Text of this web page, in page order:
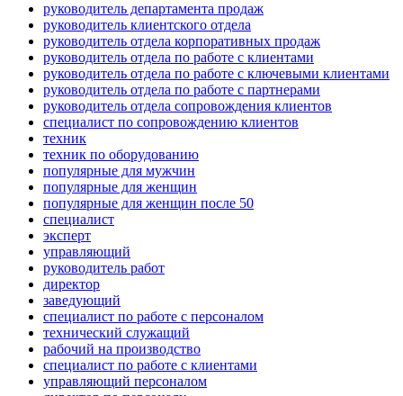
руководитель департамента продаж
руководитель клиентского отдела
руководитель отдела корпоративных продаж
руководитель отдела по работе с клиентами
руководитель отдела по работе с ключевыми клиентами
руководитель отдела по работе с партнерами
руководитель отдела сопровождения клиентов
специалист по сопровождению клиентов
техник
техник по оборудованию
популярные для мужчин
популярные для женщин
популярные для женщин после 50
специалист
эксперт
управляющий
руководитель работ
директор
заведующий
специалист по работе с персоналом
технический служащий
рабочий на производство
специалист по работе с клиентами
управляющий персоналом